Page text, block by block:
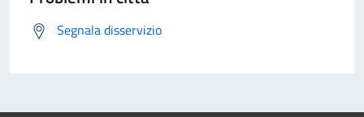
Segnala disservizio